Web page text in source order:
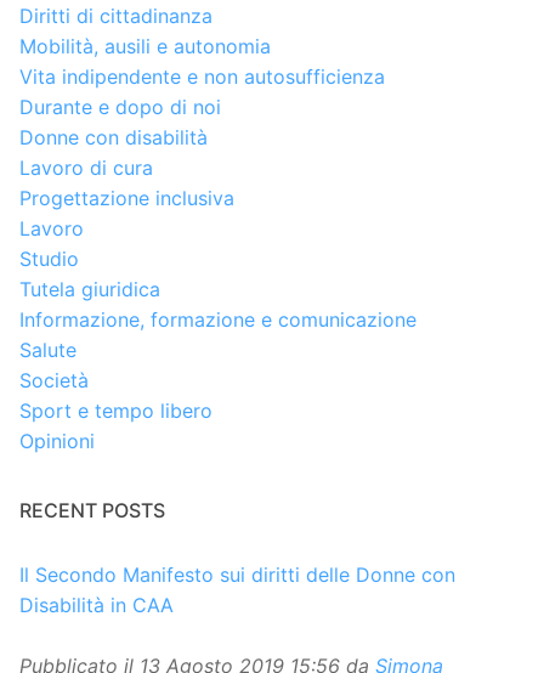
Diritti di cittadinanza
Mobilità, ausili e autonomia
Vita indipendente e non autosufficienza
Durante e dopo di noi
Donne con disabilità
Lavoro di cura
Progettazione inclusiva
Lavoro
Studio
Tutela giuridica
Informazione, formazione e comunicazione
Salute
Società
Sport e tempo libero
Opinioni
RECENT POSTS
Il Secondo Manifesto sui diritti delle Donne con
Disabilità in CAA
Pubblicato il 13 Agosto 2019 15:56 da Simona